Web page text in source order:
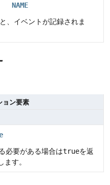
NAME
、イベントが記録されま
ョン要素
必要がある場合はtrueを返
ます。